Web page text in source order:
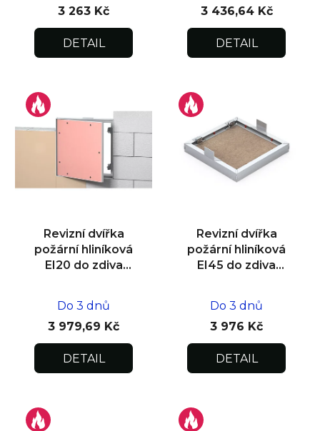
3 263 Kč
DETAIL
3 436,64 Kč
DETAIL
Revizní dvířka
požární hliníková
EI20 do zdiva
Do 3 dnů
3 979,69 Kč
DETAIL
Revizní dvířka
požární hliníková
EI45 do zdiva
Do 3 dnů
3 976 Kč
DETAIL